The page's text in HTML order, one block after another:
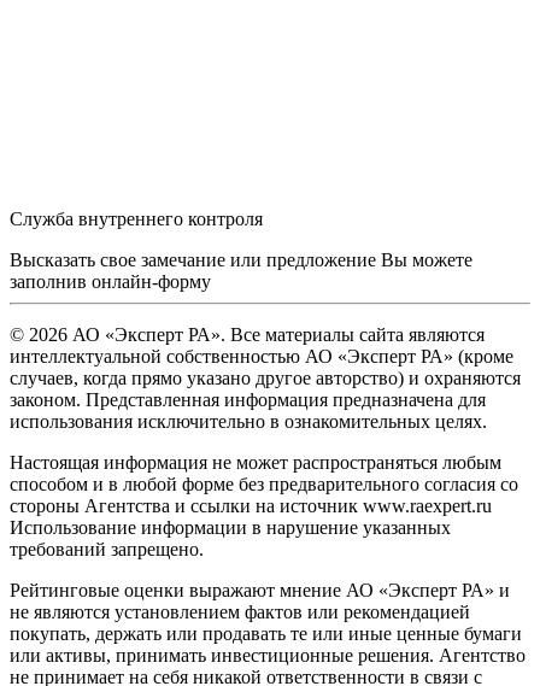
Служба внутреннего контроля
Высказать свое замечание или предложение Вы можете
заполнив онлайн-форму
© 2026 АО «Эксперт РА». Все материалы сайта являются
интеллектуальной собственностью АО «Эксперт РА» (кроме
случаев, когда прямо указано другое авторство) и охраняются
законом. Представленная информация предназначена для
использования исключительно в ознакомительных целях.
Настоящая информация не может распространяться любым
способом и в любой форме без предварительного согласия со
стороны Агентства и ссылки на источник www.raexpert.ru
Использование информации в нарушение указанных
требований запрещено.
Рейтинговые оценки выражают мнение АО «Эксперт РА» и
не являются установлением фактов или рекомендацией
покупать, держать или продавать те или иные ценные бумаги
или активы, принимать инвестиционные решения. Агентство
не принимает на себя никакой ответственности в связи с